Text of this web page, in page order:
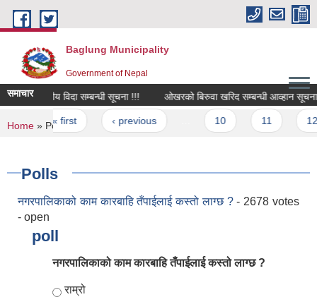
Skip to main content
Baglung Municipality
Government of Nepal
समाचारस्थानीय विदा सम्बन्धी सूचना !!! ओखरको बिरुवा खरिद सम्बन्धी आव्हान सूचना !!!
Pages
« first ‹ previous
You are here
Home » Polls
Polls
नगरपालिकाको काम कारबाहि तँपाईलाई कस्तो लाग्छ ?- 2678 votes
- open
poll
नगरपालिकाको काम कारबाहि तँपाईलाई कस्तो लाग्छ ?
Choices
राम्रो